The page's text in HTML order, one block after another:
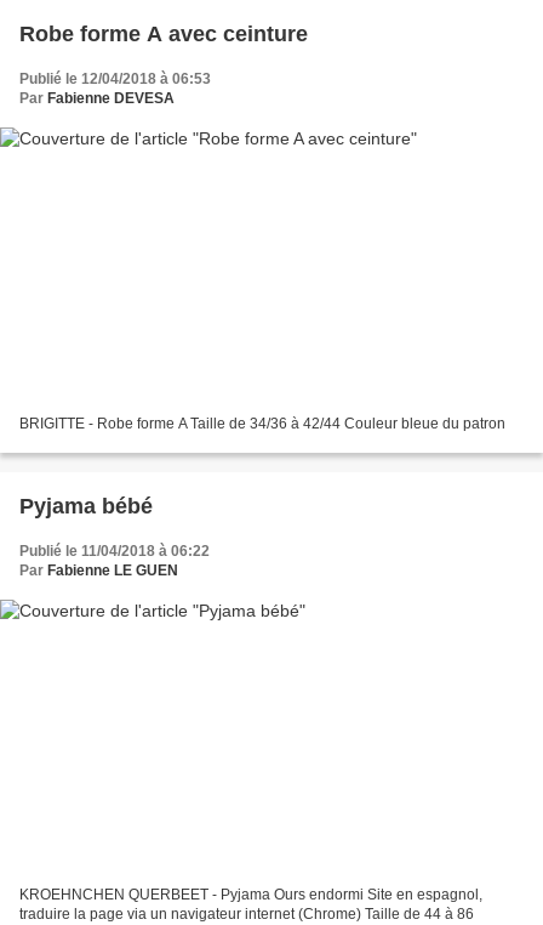
Robe forme A avec ceinture
Publié le 12/04/2018 à 06:53
Par Fabienne DEVESA
BRIGITTE - Robe forme A Taille de 34/36 à 42/44 Couleur bleue du patron
Pyjama bébé
Publié le 11/04/2018 à 06:22
Par Fabienne LE GUEN
KROEHNCHEN QUERBEET - Pyjama Ours endormi Site en espagnol,
traduire la page via un navigateur internet (Chrome) Taille de 44 à 86